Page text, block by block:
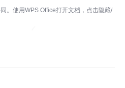
。使用WPS Office打开文档，点击隐藏/